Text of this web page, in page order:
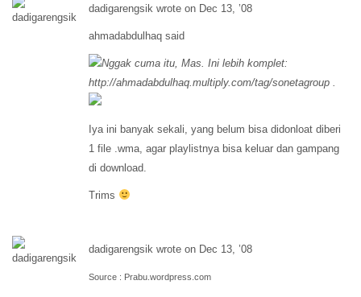
dadigarengsik wrote on Dec 13, ’08
ahmadabdulhaq said
Nggak cuma itu, Mas. Ini lebih komplet:
http://ahmadabdulhaq.multiply.com/tag/sonetagroup .
Iya ini banyak sekali, yang belum bisa didonloat diberi
1 file .wma, agar playlistnya bisa keluar dan gampang
di download.
Trims
dadigarengsik wrote on Dec 13, ’08
Source : Prabu.wordpress.com